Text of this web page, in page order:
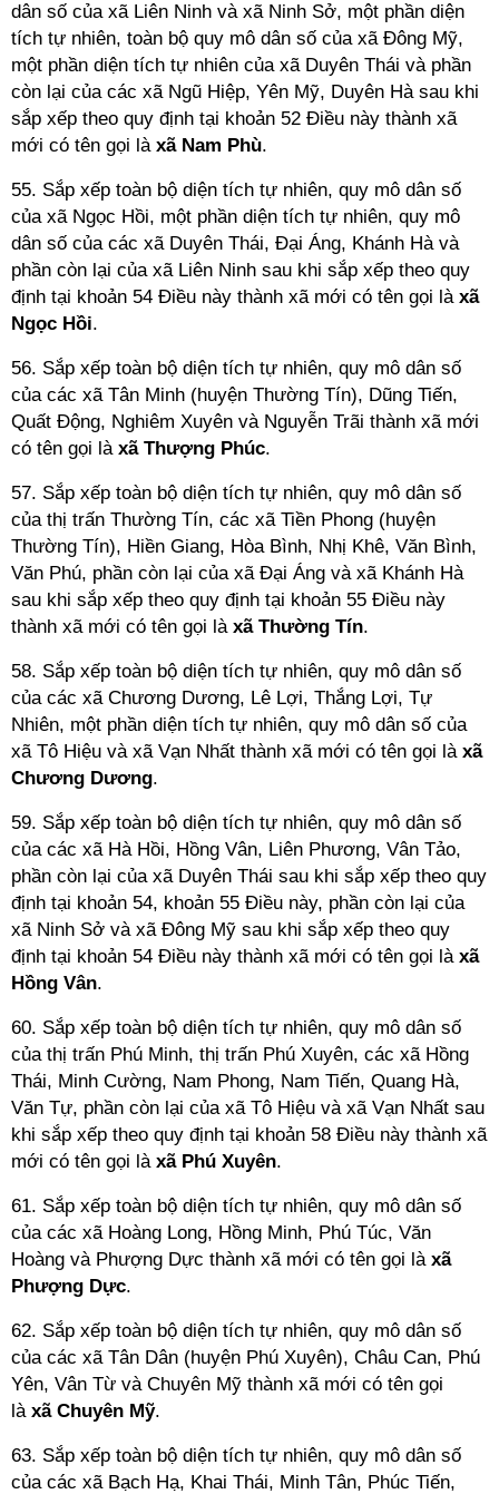
dân số của xã Liên Ninh và xã Ninh Sở, một phần diện
tích tự nhiên, toàn bộ quy mô dân số của xã Đông Mỹ,
một phần diện tích tự nhiên của xã Duyên Thái và phần
còn lại của các xã Ngũ Hiệp, Yên Mỹ, Duyên Hà sau khi
sắp xếp theo quy định tại khoản 52 Điều này thành xã
mới có tên gọi là xã Nam Phù.
55. Sắp xếp toàn bộ diện tích tự nhiên, quy mô dân số
của xã Ngọc Hồi, một phần diện tích tự nhiên, quy mô
dân số của các xã Duyên Thái, Đại Áng, Khánh Hà và
phần còn lại của xã Liên Ninh sau khi sắp xếp theo quy
định tại khoản 54 Điều này thành xã mới có tên gọi là xã
Ngọc Hồi.
56. Sắp xếp toàn bộ diện tích tự nhiên, quy mô dân số
của các xã Tân Minh (huyện Thường Tín), Dũng Tiến,
Quất Động, Nghiêm Xuyên và Nguyễn Trãi thành xã mới
có tên gọi là xã Thượng Phúc.
57. Sắp xếp toàn bộ diện tích tự nhiên, quy mô dân số
của thị trấn Thường Tín, các xã Tiền Phong (huyện
Thường Tín), Hiền Giang, Hòa Bình, Nhị Khê, Văn Bình,
Văn Phú, phần còn lại của xã Đại Áng và xã Khánh Hà
sau khi sắp xếp theo quy định tại khoản 55 Điều này
thành xã mới có tên gọi là xã Thường Tín.
58. Sắp xếp toàn bộ diện tích tự nhiên, quy mô dân số
của các xã Chương Dương, Lê Lợi, Thắng Lợi, Tự
Nhiên, một phần diện tích tự nhiên, quy mô dân số của
xã Tô Hiệu và xã Vạn Nhất thành xã mới có tên gọi là xã
Chương Dương.
59. Sắp xếp toàn bộ diện tích tự nhiên, quy mô dân số
của các xã Hà Hồi, Hồng Vân, Liên Phương, Vân Tảo,
phần còn lại của xã Duyên Thái sau khi sắp xếp theo quy
định tại khoản 54, khoản 55 Điều này, phần còn lại của
xã Ninh Sở và xã Đông Mỹ sau khi sắp xếp theo quy
định tại khoản 54 Điều này thành xã mới có tên gọi là xã
Hồng Vân.
60. Sắp xếp toàn bộ diện tích tự nhiên, quy mô dân số
của thị trấn Phú Minh, thị trấn Phú Xuyên, các xã Hồng
Thái, Minh Cường, Nam Phong, Nam Tiến, Quang Hà,
Văn Tự, phần còn lại của xã Tô Hiệu và xã Vạn Nhất sau
khi sắp xếp theo quy định tại khoản 58 Điều này thành xã
mới có tên gọi là xã Phú Xuyên.
61. Sắp xếp toàn bộ diện tích tự nhiên, quy mô dân số
của các xã Hoàng Long, Hồng Minh, Phú Túc, Văn
Hoàng và Phượng Dực thành xã mới có tên gọi là xã
Phượng Dực.
62. Sắp xếp toàn bộ diện tích tự nhiên, quy mô dân số
của các xã Tân Dân (huyện Phú Xuyên), Châu Can, Phú
Yên, Vân Từ và Chuyên Mỹ thành xã mới có tên gọi
là xã Chuyên Mỹ.
63. Sắp xếp toàn bộ diện tích tự nhiên, quy mô dân số
của các xã Bạch Hạ, Khai Thái, Minh Tân, Phúc Tiến,